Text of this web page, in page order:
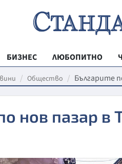
БИЗНЕС ЛЮБОПИТНО
Общество Българите
нов пазар в